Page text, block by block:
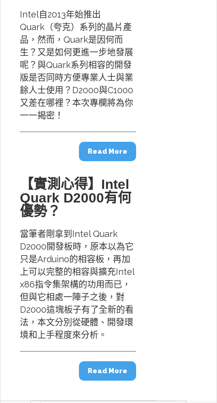
Intel自2013年始推出
Quark（夸克）系列的晶片產
品，然而，Quark是因何而
生？又是如何更進一步地發展
呢？與Quark系列相容的開發
版是否同時方便專業人士與業
餘人士使用？D2000與C1000
又差在哪裡？本次專欄將為你
一一揭密！
Read More
【實測心得】Intel
Quark D2000有何
優勢？
當筆者剛拿到Intel Quark
D2000開發板時，原本以為它
只是Arduino的相容板，再加
上可以完整的相容與擴充Intel
x86指令集架構的功用而已，
但與它相處一陣子之後，對
D2000這塊板子有了全新的看
法，本文分別從硬體、開發環
境和上手程度來分析。
Read More